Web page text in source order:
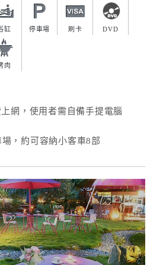
缸 停車場 刷卡 DVD
肉
網，使用者需自備手提電腦
，約可容納小客車8部